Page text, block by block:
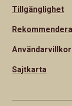
Tillgänglighet
Användarvillkor
Sajtkarta